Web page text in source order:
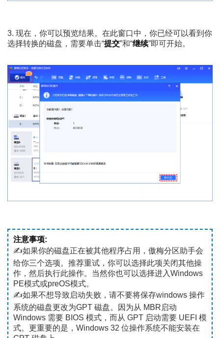
3. 现在，你可以预览结果。在此窗口中，你已经可以看到你
选择转换的磁盘，需要单击“提交”和“继续”即可开始。
注意事项:
✍如果你的磁盘正在被其他程序占用，傲梅分区助手会
给你三个选项。推荐重试，你可以选择此项关闭其他操
作，然后执行此操作。当然你也可以选择进入Windows
PE模式或preOS模式。
✍如果不想导致启动失败，请不要将保存windows 操作
系统的磁盘更改为GPT 磁盘。因为从 MBR启动
Windows 需要 BIOS 模式，而从 GPT 启动需要 UEFI 模
式。更重要的是，Windows 32 位操作系统不能安装在